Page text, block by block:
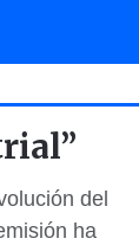
del
ha